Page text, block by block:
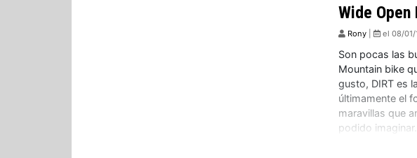
Wide Open
Rony el 08/01/
Son pocas las
Mountain bike
gusto, DIRT es
últimamente el
maravillas que
podido